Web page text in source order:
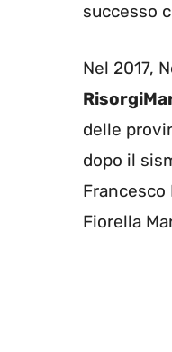
successo
Nel 2017,
delle
dopo il
Francesco
Fiorella